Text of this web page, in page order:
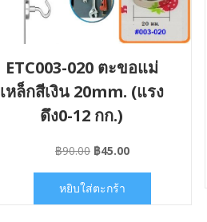
ETC003-020 ตะขอแม่
เหล็กสีเงิน 20mm. (แรง
ดึง0-12 กก.)
฿90.00 Original
was:
฿45.00Current
หยิบใส่ตะกร้า